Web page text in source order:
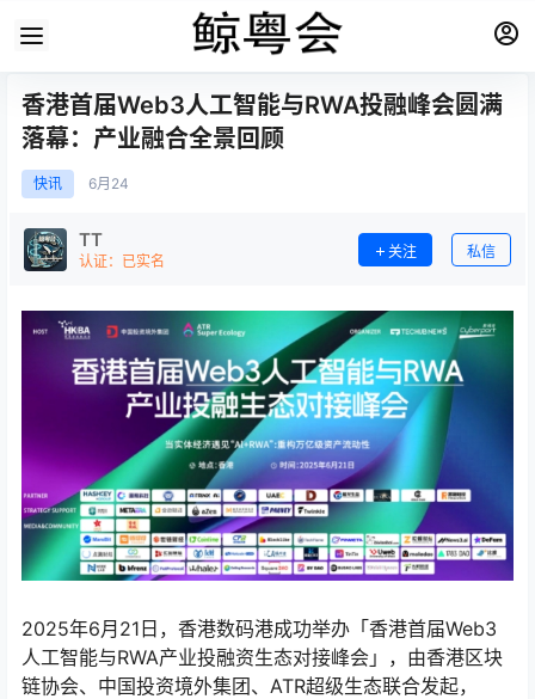
香港首届Web3人工智能与RWA投融峰会圆满
落幕：产业融合全景回顾
快讯 6月 24
TT
认证：已实名
关注 私信
2025年6月21日，香港数码港成功举办「香港首届Web3
人工智能与RWA产业投融资生态对接峰会」，由香港区块
链协会、中国投资境外集团、ATR超级生态联合发起，